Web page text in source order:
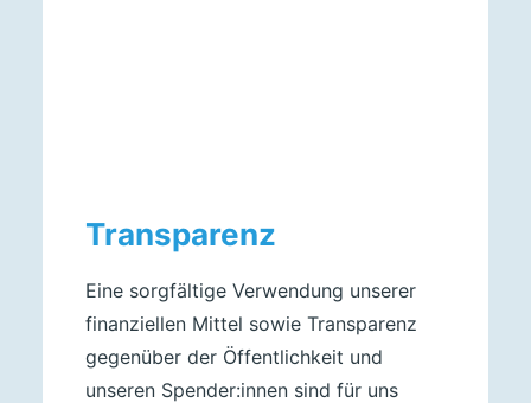
Transparenz
Eine sorgfältige Verwendung unserer
finanziellen Mittel sowie Transparenz
gegenüber der Öffentlichkeit und
unseren Spender:innen sind für uns